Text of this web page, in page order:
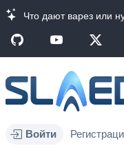
Что дают варез или
Войти